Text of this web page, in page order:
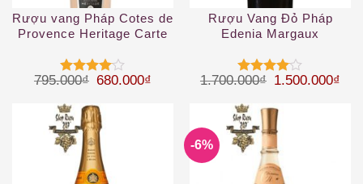
Rượu vang Pháp Cotes de
Provence Heritage Carte
Được
45 sao
795.000₫ Giá gốc là: 795.000₫.
680.000₫ Giá hiện tại là: 680.000₫.
Rượu Vang Đỏ Pháp
Edenia Margaux
Được
45 sao
1.700.000₫ Giá gốc là:
1.500.000₫
-6%